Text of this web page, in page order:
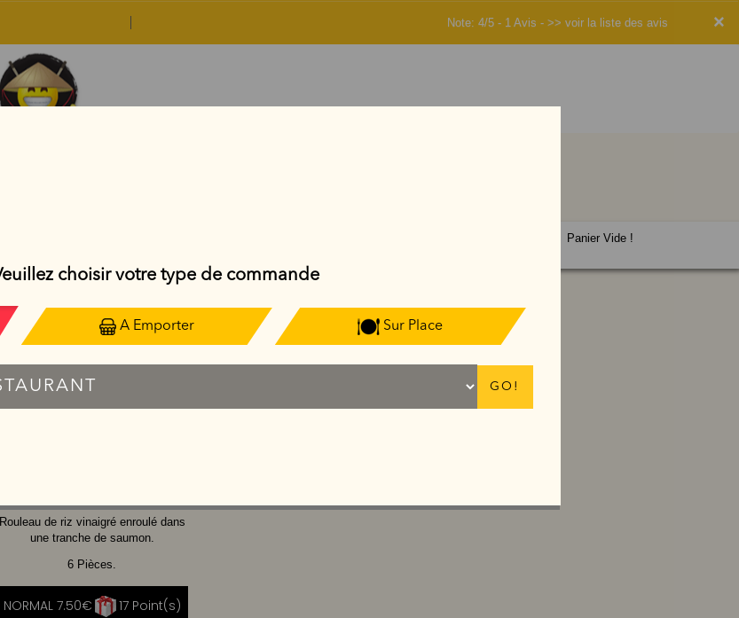
×
Note: 4/5 - 1 Avis - >> voir la liste des avis
Rouleau de riz vinaigré enroulé dans
une tranche de saumon.
6 Pièces.
NORMAL 7.50€ 17 Point(s)
Panier Vide !